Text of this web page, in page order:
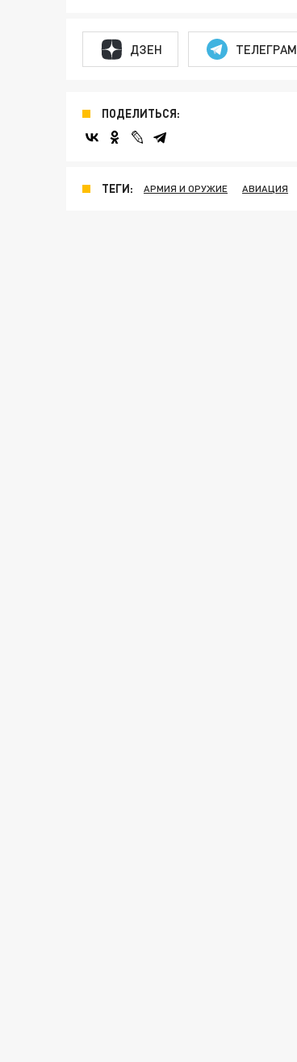
ДЗЕН ТЕЛЕГРАМ
ПОДЕЛИТЬСЯ:
ТЕГИ: АРМИЯ И ОРУЖИЕ АВИАЦИЯ